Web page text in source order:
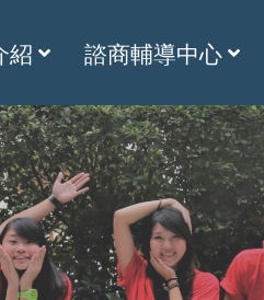
紹 諮商輔導中心